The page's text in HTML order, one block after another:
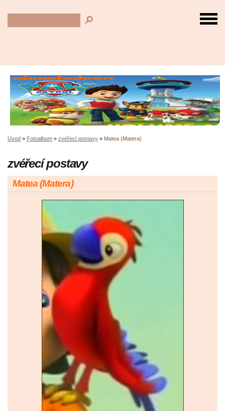
Úvod » Fotoalbum » zvéřecí postavy » Matea (Matera)
zvéřecí postavy
Matea (Matera)